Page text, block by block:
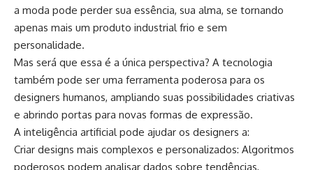
a moda pode perder sua essência, sua alma, se tornando
apenas mais um produto industrial frio e sem
personalidade.
Mas será que essa é a única perspectiva? A tecnologia
também pode ser uma ferramenta poderosa para os
designers humanos, ampliando suas possibilidades criativas
e abrindo portas para novas formas de expressão.
A inteligência artificial pode ajudar os designers a:
Criar designs mais complexos e personalizados: Algoritmos
poderosos podem analisar dados sobre tendências,